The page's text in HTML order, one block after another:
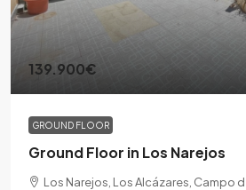
139.900€
GROUND FLOOR
Ground Floor in Los Narejos
Los Narejos, Los Alcázares, Campo